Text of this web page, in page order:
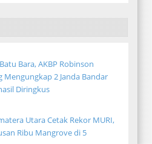
Bara, AKBP Robinson
Mengungkap 2 Janda Bandar
Diringkus
Utara Cetak Rekor MURI,
Ribu Mangrove di 5